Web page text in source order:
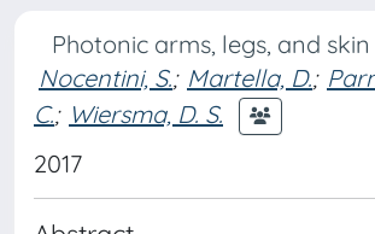
Photonic arms, legs, and skin
Nocentini, S.; Martella, D.;
C.; Wiersma, D. S.
2017